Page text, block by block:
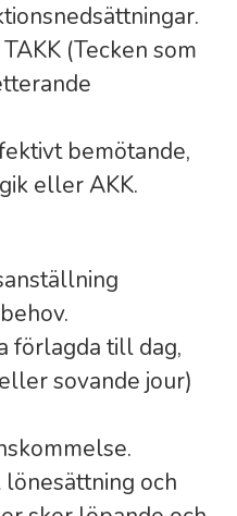
(Tecken som
bemötande,
eller AKK.
förlagda till dag,
sovande jour)
och